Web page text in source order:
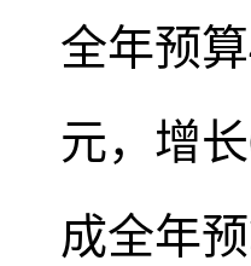
全年预
元，增
成全年